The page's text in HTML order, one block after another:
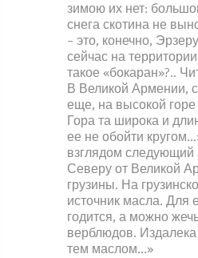
зимою их нет:
снега скотина не
– это, конечно,
сейчас на
такое «бокаран»?..
В Великой Армении,
еще, на высокой горе
Гора та широка и
ее не обойти
взглядом следующий
Северу от Великой
грузины. На
источник масла. Для
годится, а можно
верблюдов.
тем маслом…»